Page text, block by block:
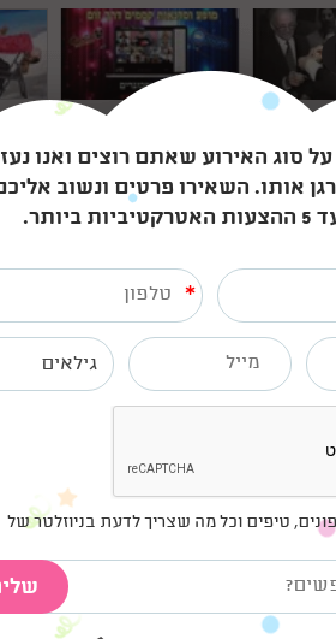
אלי
הולדת זום.
על סוג האירוע שאתם רוצים ואנו
אותו. השאירו פרטים ונשוב
ביותר.
*
גילאים
טיפים וכל מה שצריך לדעת בניוזלטר של